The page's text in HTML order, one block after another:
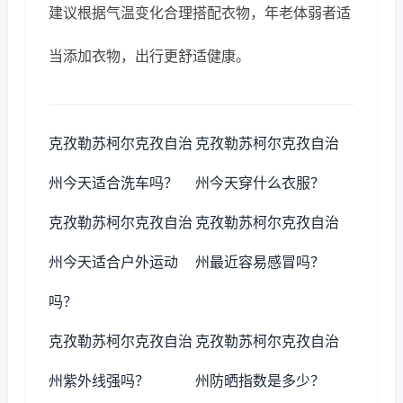
建议根据气温变化合理搭配衣物，年老体弱者适
当添加衣物，出行更舒适健康。
克孜勒苏柯尔克孜自治
州今天适合洗车吗？
克孜勒苏柯尔克孜自治
州今天穿什么衣服？
克孜勒苏柯尔克孜自治
州今天适合户外运动
吗？
克孜勒苏柯尔克孜自治
州最近容易感冒吗？
克孜勒苏柯尔克孜自治
州紫外线强吗？
克孜勒苏柯尔克孜自治
州防晒指数是多少？